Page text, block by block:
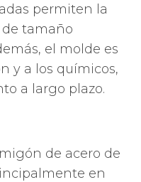
permiten la
tamaño
el molde es
y a los químicos,
a largo plazo.
de acero de
en